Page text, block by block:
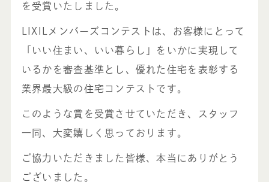
を受賞いたしました。
LIXILメンバーズコンテストは、お客様にとって
「いい住まい、いい暮らし」をいかに実現して
いるかを審査基準とし、優れた住宅を表彰する
業界最大級の住宅コンテストです。
このような賞を受賞させていただき、スタッフ
一同、大変嬉しく思っております。
ご協力いただきました皆様、本当にありがとう
ございました。